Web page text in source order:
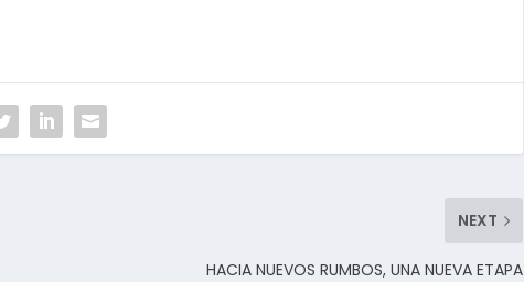
NEXT
HACIA NUEVOS RUMBOS, UNA NUEVA ETAPA